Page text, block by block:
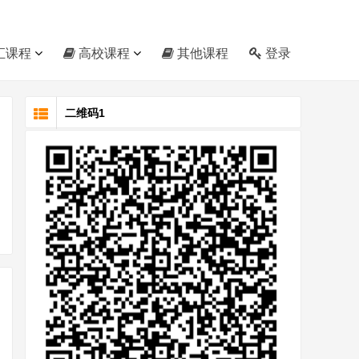
课程 高校课程 其他课程 登录
二维码1